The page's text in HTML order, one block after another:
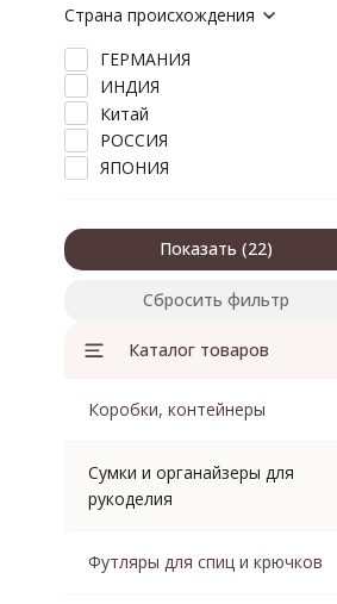
Страна происхождения
ГЕРМАНИЯ
ИНДИЯ
Китай
РОССИЯ
ЯПОНИЯ
Показать
Сбросить фильтр
Каталог товаров
Коробки, контейнеры
Сумки и органайзеры для
рукоделия
Футляры для спиц и крючков